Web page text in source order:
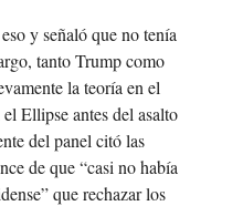
y señaló que no tenía
tanto Trump como
la teoría en el
Ellipse antes del asalto
del panel citó las
de que “casi no había
que rechazar los